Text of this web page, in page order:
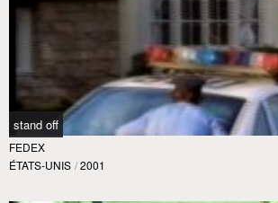
stand off
FEDEX
ÉTATS-UNIS / 2001